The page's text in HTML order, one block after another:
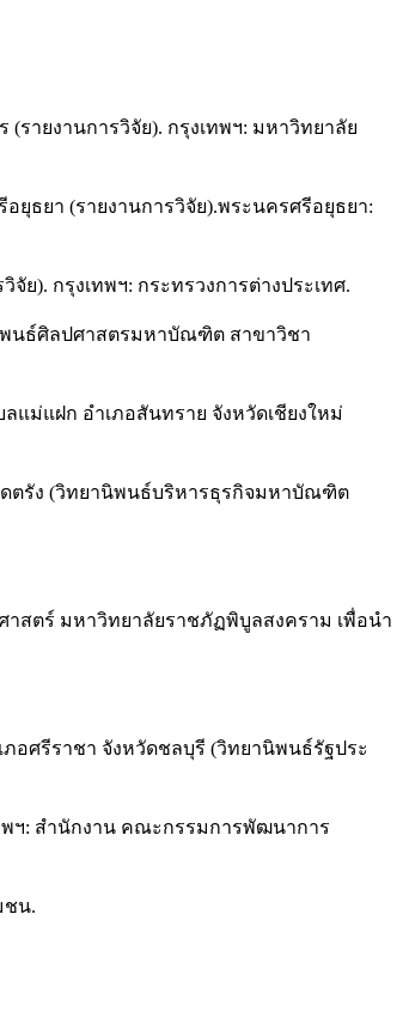
ายงานการวิจัย). กรุงเทพฯ: มหาวิทยาลัย
ธยา (รายงานการวิจัย).พระนครศรีอยุธยา:
ย). กรุงเทพฯ: กระทรวงการต่างประเทศ.
พนธ์ศิลปศาสตรมหาบัณฑิต สาขาวิชา
ม่แฝก อำเภอสันทราย จังหวัดเชียงใหม่
ดตรัง (วิทยานิพนธ์บริหารธุรกิจมหาบัณฑิต
าสตร์ มหาวิทยาลัยราชภัฏพิบูลสงคราม เพื่อนำ
อศรีราชา จังหวัดชลบุรี (วิทยานิพนธ์รัฐประ
พฯ: สำนักงาน คณะกรรมการพัฒนาการ
ชน.